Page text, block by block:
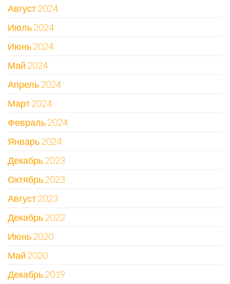
Август 2024
Июль 2024
Июнь 2024
Май 2024
Апрель 2024
Март 2024
Февраль 2024
Январь 2024
Декабрь 2023
Октябрь 2023
Август 2023
Декабрь 2022
Июнь 2020
Май 2020
Декабрь 2019